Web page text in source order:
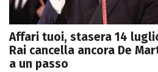
Affari tuoi, stasera 14
Rai cancella ancora De
a un passo